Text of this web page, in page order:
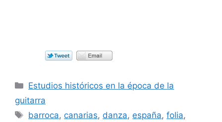
Categorías
Estudios históricos en la época de la
guitarra
Etiquetas
barroca, canarias, danza, españa,folia,